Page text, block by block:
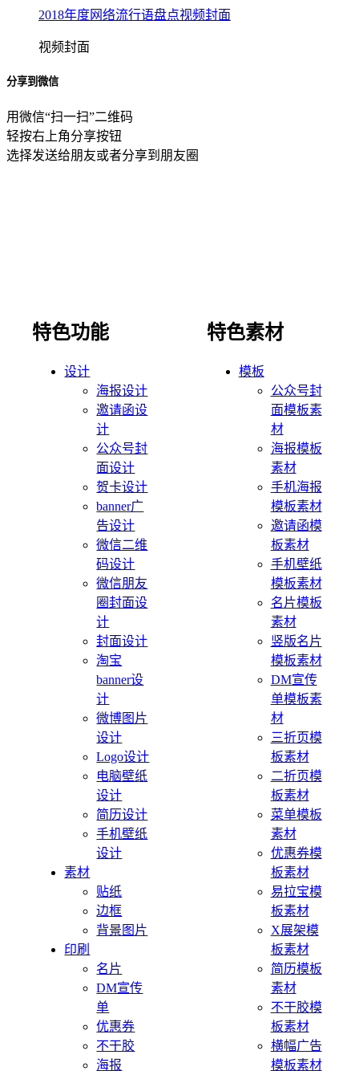
2018年度网络流行语盘点视频封面
视频封面
分享到微信
用微信“扫一扫”二维码
轻按右上角分享按钮
选择发送给朋友或者分享到朋友圈
特色功能
设计
海报设计
邀请函设
计
公众号封
面设计
贺卡设计
banner广
告设计
微信二维
码设计
微信朋友
圈封面设
计
封面设计
淘宝
banner设
计
微博图片
设计
Logo设计
电脑壁纸
设计
简历设计
手机壁纸
设计
素材
贴纸
边框
背景图片
印刷
名片
DM宣传
单
优惠券
不干胶
海报
特色素材
模板
公众号封
面模板素
材
海报模板
素材
手机海报
模板素材
邀请函模
板素材
手机壁纸
模板素材
名片模板
素材
竖版名片
模板素材
DM宣传
单模板素
材
三折页模
板素材
二折页模
板素材
菜单模板
素材
优惠券模
板素材
易拉宝模
板素材
X展架模
板素材
简历模板
素材
不干胶模
板素材
横幅广告
模板素材